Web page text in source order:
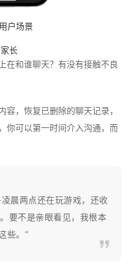
户场景
长
在和谁聊天？有没有接触不良
容，恢复已删除的聊天记录，
你可以第一时间介入沟通，而
晨两点还在玩游戏，还收
要不是亲眼看见，我根本
些。”